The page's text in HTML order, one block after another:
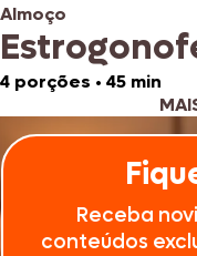
Almoço
4 porções • 45 min
Receba
conteúdos